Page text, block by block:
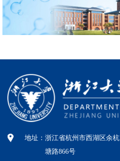
地址： 浙江省杭州市西湖区余杭
塘路866号